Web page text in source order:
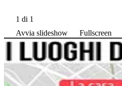
1 di 1
Avvia slideshow
Fullscreen